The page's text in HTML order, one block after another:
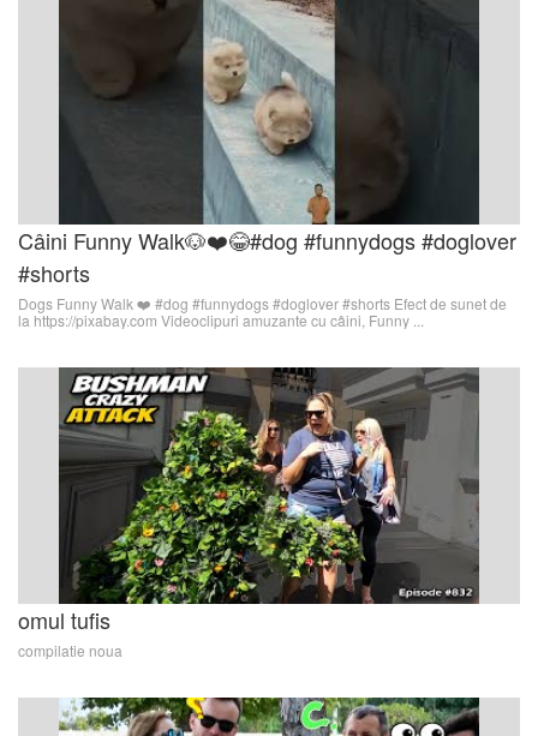
Câini Funny Walk🐶❤️😂#dog #funnydogs #doglover
#shorts
Dogs Funny Walk ❤️ #dog #funnydogs #doglover #shorts Efect de sunet de
la https://pixabay.com Videoclipuri amuzante cu câini, Funny ...
omul tufis
compilatie noua